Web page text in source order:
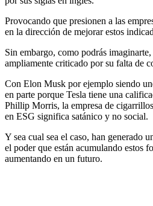
Provocando que presionen a las
en la dirección de mejorar estos
Sin embargo, como podrás
ampliamente criticado por su falta de
Con Elon Musk por ejemplo siendo
en parte porque Tesla tiene una
Phillip Morris, la empresa de
en ESG significa satánico y no social.
Y sea cual sea el caso, han generado
el poder que están acumulando estos
aumentando en un futuro.